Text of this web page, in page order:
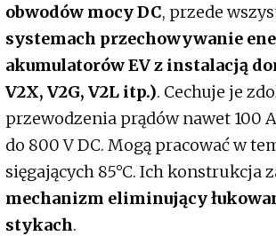
obwodów mocy DC, przede
systemach przechowywanie
akumulatorów EV z instalacją
V2X, V2G, V2L itp.). Cechuje je
przewodzenia prądów nawet 100
do 800 V DC. Mogą pracować w
sięgających 85°C. Ich konstrukcja
mechanizm eliminujący
stykach.